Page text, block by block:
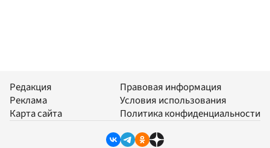
Редакция
Реклама
Карта сайта
Правовая информация
Условия использования
Политика конфиденциальности